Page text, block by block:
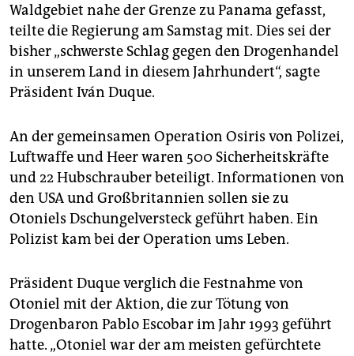
Waldgebiet nahe der Grenze zu Panama gefasst,
teilte die Regierung am Samstag mit. Dies sei der
bisher „schwerste Schlag gegen den Drogenhandel
in unserem Land in diesem Jahrhundert“, sagte
Präsident Iván Duque.
An der gemeinsamen Operation Osiris von Polizei,
Luftwaffe und Heer waren 500 Sicherheitskräfte
und 22 Hubschrauber beteiligt. Informationen von
den USA und Großbritannien sollen sie zu
Otoniels Dschungelversteck geführt haben. Ein
Polizist kam bei der Operation ums Leben.
Präsident Duque verglich die Festnahme von
Otoniel mit der Aktion, die zur Tötung von
Drogenbaron Pablo Escobar im Jahr 1993 geführt
hatte. „Otoniel war der am meisten gefürchtete